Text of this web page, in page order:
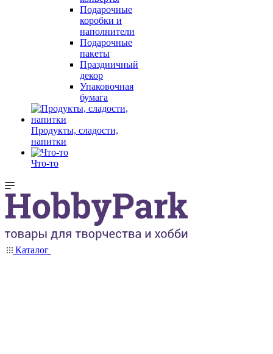
Подарочные
коробки и
наполнители
Подарочные
пакеты
Праздничный
декор
Упаковочная
бумага
Продукты, сладости,
напитки
Что-то
Каталог